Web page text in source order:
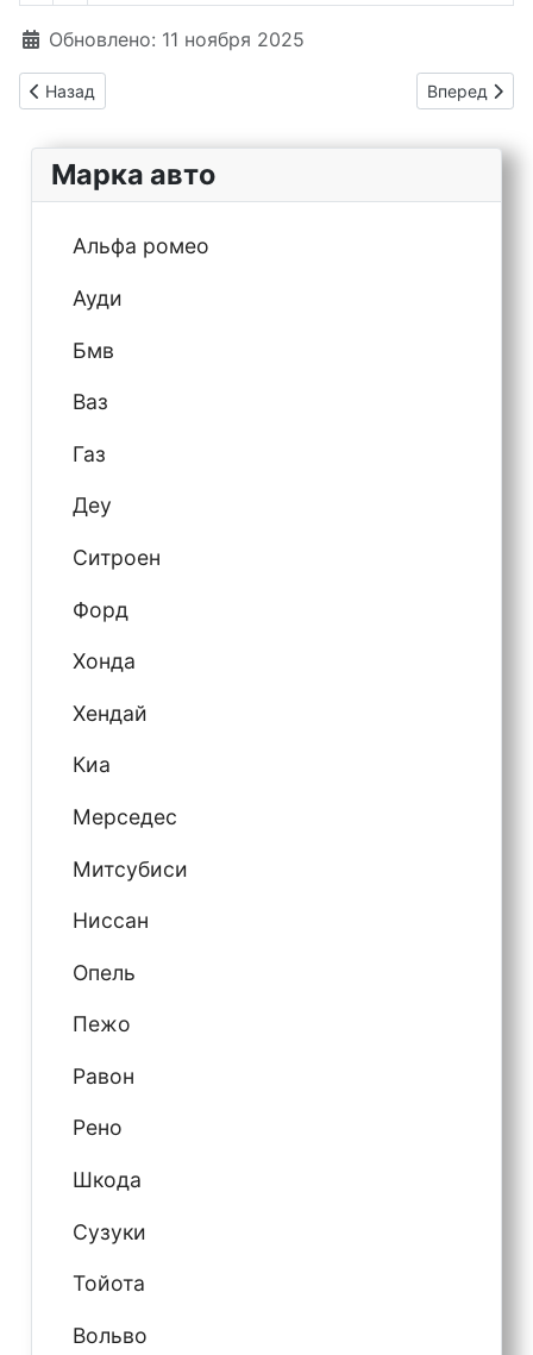
Информация о материале
Обновлено: 11 ноября 2025
Предыдущий: Предохранители Volkswagen ID 3
Назад Следующий:
Вперед
Марка авто
Альфа ромео
Ауди
Бмв
Ваз
Газ
Деу
Ситроен
Форд
Хонда
Хендай
Киа
Мерседес
Митсубиси
Ниссан
Опель
Пежо
Равон
Рено
Шкода
Сузуки
Тойота
Вольво